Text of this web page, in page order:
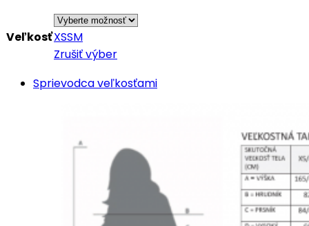
VeľkosťXSSM
Zrušiť výber
Sprievodca veľkosťami